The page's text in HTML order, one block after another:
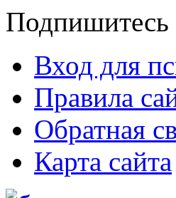
Подпишитесь
Вход для
Правила
Обратная
Карта сайта